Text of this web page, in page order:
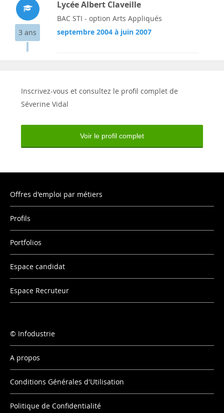
3 ans
Lycée Albert Claveille
BAC STI - option Arts Appliqués
septembre 2004 à juin 2007
Inscrivez-vous et consultez le profil complet de
Séverine Vidal
Voir le profil complet
Offres d'emploi par métiers
Profils
Portfolios
Espace candidat
Espace Recruteur
Infodustrie
A propos
Conditions Générales d'Utilisation
Politique de Confidentialité